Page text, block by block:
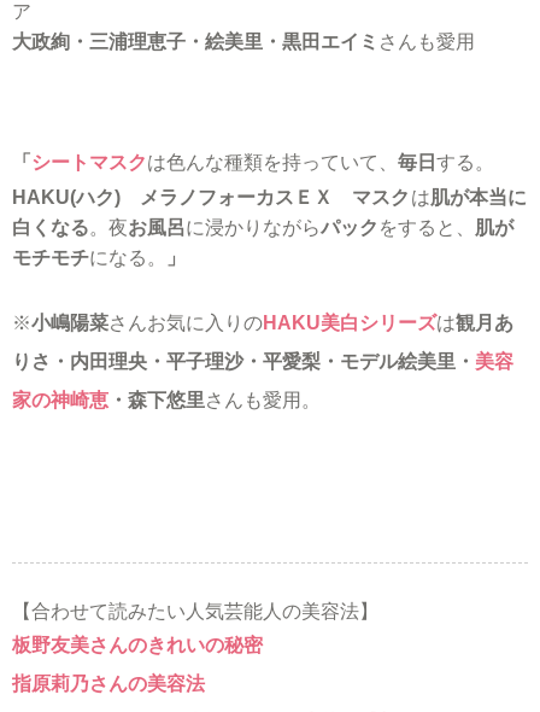
ア
大政絢・三浦理恵子・絵美里・黒田エイミ さんも愛用
「 シートマスクは色んな種類を持っていて、 毎日 する。
HAKU(ハク) メラノフォーカスＥＸ マスク は肌が本当に
白くなる。夜お風呂に浸かりながらパック をすると、 肌が
モチモチになる。 」
※小嶋陽菜さんお気に入りのHAKU美白シリーズは観月あ
りさ・内田理央・平子理沙・平愛梨・モデル絵美里・ 美容
家の神崎恵 ・森下悠里さんも愛用。
【合わせて読みたい人気芸能人の美容法】
板野友美さんのきれいの秘密
指原莉乃さんの美容法